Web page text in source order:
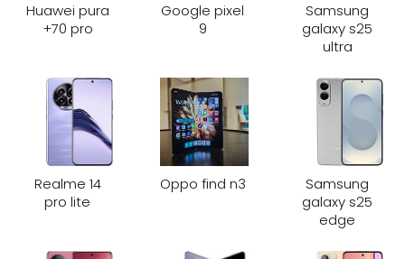
Samsung
galaxy s25
ultra
Google pixel
9
Huawei pura
70 pro+
Samsung
galaxy s25
edge
Oppo find n3
Realme 14
pro lite